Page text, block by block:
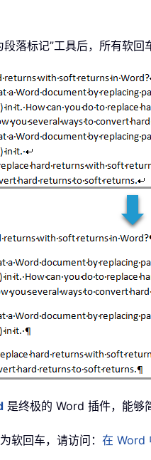
落标记”工具后，所有软回
是终极的 Word 插件，能够
软回车，请访问： 在 Word